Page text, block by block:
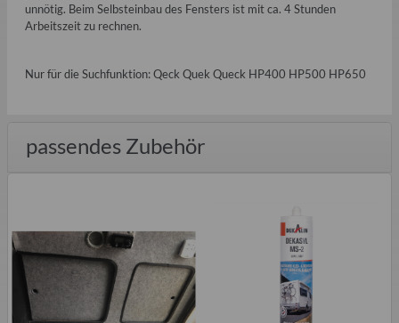
unnötig. Beim Selbsteinbau des Fensters ist mit ca. 4 Stunden
Arbeitszeit zu rechnen.
Nur für die Suchfunktion: Qeck Quek Queck HP400 HP500 HP650
passendes Zubehör